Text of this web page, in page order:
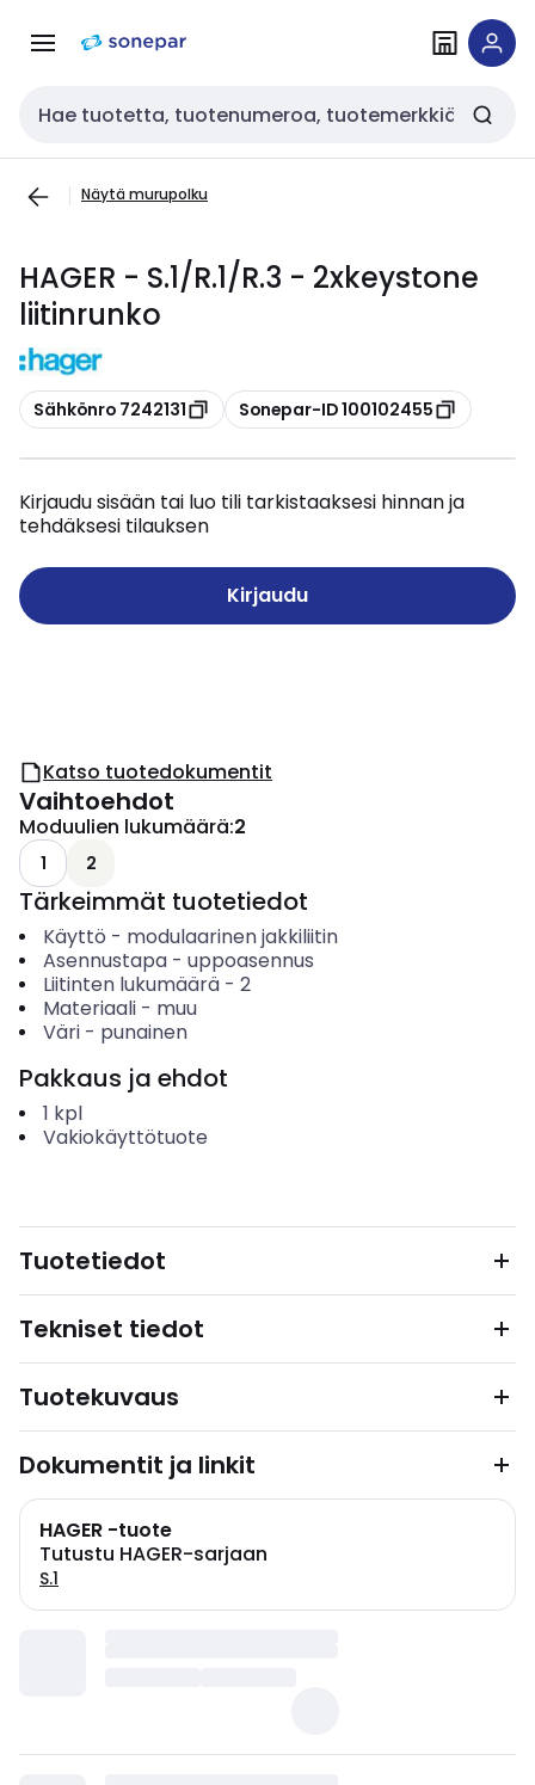
navigointiinsisältöön
Haku
Näytä murupolku
HAGER - S.1/R.1/R.3 - 2xkeystone
liitinrunko
Kopioi
Sähkönro 7242131 Kopioi
Sonepar-ID 100102455
Kirjaudu sisään tai luo tili tarkistaaksesi hinnan ja
tehdäksesi tilauksen
Kirjaudu
Katso tuotedokumentit
Vaihtoehdot
Moduulien lukumäärä:2
1 2
Tärkeimmät tuotetiedot
Käyttö - modulaarinen jakkiliitin
Asennustapa- uppoasennus
Liitinten lukumäärä- 2
Materiaali- muu
Väri- punainen
Pakkaus ja ehdot
1 kpl
Vakiokäyttötuote
Tuotetiedot
Tekniset tiedot
Tuotekuvaus
Dokumentit ja linkit
HAGER -tuote
Tutustu HAGER-sarjaan
S.1